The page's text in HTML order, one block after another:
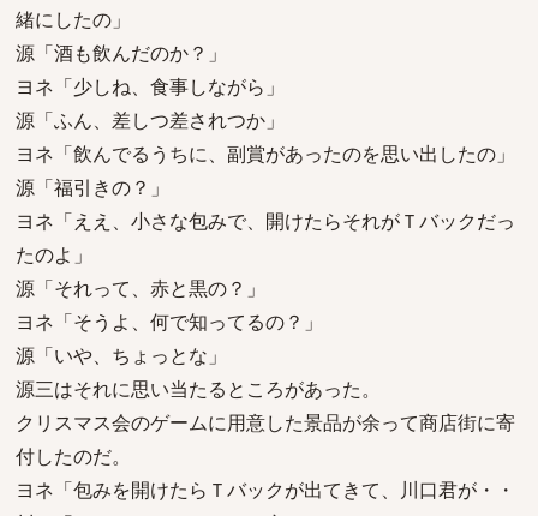
緒にしたの」
源「酒も飲んだのか？」
ヨネ「少しね、食事しながら」
源「ふん、差しつ差されつか」
ヨネ「飲んでるうちに、副賞があったのを思い出したの」
源「福引きの？」
ヨネ「ええ、小さな包みで、開けたらそれがＴバックだっ
たのよ」
源「それって、赤と黒の？」
ヨネ「そうよ、何で知ってるの？」
源「いや、ちょっとな」
源三はそれに思い当たるところがあった。
クリスマス会のゲームに用意した景品が余って商店街に寄
付したのだ。
ヨネ「包みを開けたらＴバックが出てきて、川口君が・・